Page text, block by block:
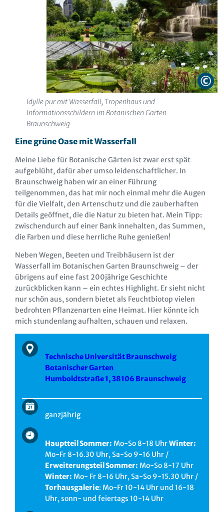
Idylle pur mit Wasserfall, Tropenhaus und
Informationsschildern im Botanischen Garten
Braunschweig
Eine grüne Oase mit Wasserfall
Meine Liebe für Botanische Gärten ist zwar erst spät
aufgeblüht, dafür aber umso leidenschaftlicher. In
Braunschweig haben wir an einer Führung
teilgenommen, das hat mir noch einmal mehr die Augen
für die Vielfalt, den Artenschutz und die zauberhaften
Details geöffnet, die die Natur zu bieten hat. Mein Tipp:
zwischendurch auf einer Bank innehalten, das Summen,
die Farben und diese herrliche Ruhe genießen!
Neben Wegen, Beeten und Treibhäusern ist der
Wasserfall im Botanischen Garten Braunschweig – der
übrigens auf eine fast 200jährige Geschichte
zurückblicken kann – ein echtes Highlight. Er sieht nicht
nur schön aus, sondern bietet als Feuchtbiotop vielen
bedrohten Pflanzenarten eine Heimat. Hier könnte ich
mich stundenlang aufhalten, schauen und relaxen.
Technische Universität Braunschweig
Botanischer Garten
Humboldtstraße 1, 38106 Braunschweig
ganzjährig
Hauptteil Sommer: Mo-So 8-18 UhrWinter:
Mo-Fr 8-16.30 Uhr, Sa-So 9-16 Uhr /
Erweiterungsteil Sommer: Mo-So 8-17 Uhr
Winter: Mo- Fr 8-16 Uhr, Sa-So 9-15.30 Uhr /
Torhausgalerie: Mo-Fr 10-14 Uhr und 16-18
Uhr, sonn- und feiertags 10-14 Uhr